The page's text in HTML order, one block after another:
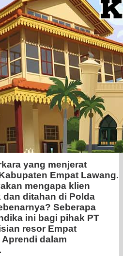
yang menjerat
Empat Lawang.
mengapa klien
ditahan di Polda
Seberapa
ini bagi pihak PT
resor Empat
dalam